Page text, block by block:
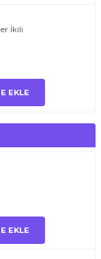
İkili
EKLE
EKLE